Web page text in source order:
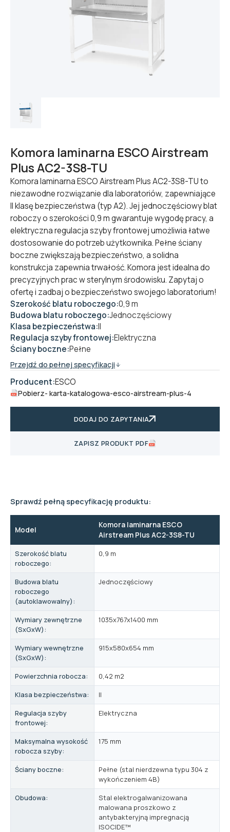
Komora laminarna ESCO Airstream
Plus AC2-3S8-TU
Komora laminarna ESCO Airstream Plus AC2-3S8-TU to
niezawodne rozwiązanie dla laboratoriów, zapewniające
II klasę bezpieczeństwa (typ A2). Jej jednoczęściowy blat
roboczy o szerokości 0,9 m gwarantuje wygodę pracy, a
elektryczna regulacja szyby frontowej umożliwia łatwe
dostosowanie do potrzeb użytkownika. Pełne ściany
boczne zwiększają bezpieczeństwo, a solidna
konstrukcja zapewnia trwałość. Komora jest idealna do
precyzyjnych prac w sterylnym środowisku. Zapytaj o
ofertę i zadbaj o bezpieczeństwo swojego laboratorium!
Szerokość blatu roboczego:0,9 m
Budowa blatu roboczego:Jednoczęściowy
Klasa bezpieczeństwa:II
Regulacja szyby frontowej:Elektryczna
Ściany boczne:Pełne
Przejdź do pełnej specyfikacji
Producent:ESCO
Pobierz- karta-katalogowa-esco-airstream-plus-4
DODAJ DO ZAPYTANIA
ZAPISZ PRODUKT PDF
Sprawdź pełną specyfikację produktu:
Model
Komora laminarna ESCO
Airstream Plus AC2-3S8-TU
Szerokość blatu
roboczego:
0,9 m
Budowa blatu
roboczego
(autoklawowalny):
Jednoczęściowy
Wymiary zewnętrzne
(SxGxW):
1035x767x1400 mm
Wymiary wewnętrzne
(SxGxW):
915x580x654 mm
Powierzchnia robocza:
0,42 m2
Klasa bezpieczeństwa:
II
Regulacja szyby
frontowej:
Elektryczna
Maksymalna wysokość
robocza szyby:
175 mm
Ściany boczne:
Pełne (stal nierdzewna typu 304 z
wykończeniem 4B)
Obudowa:
Stal elektrogalwanizowana
malowana proszkowo z
antybakteryjną impregnacją
ISOCIDE™